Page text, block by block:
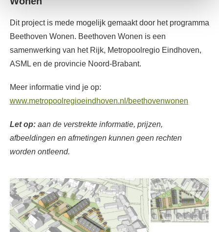
Dit project is mede mogelijk gemaakt door het programma
Beethoven Wonen. Beethoven Wonen is een
samenwerking van het Rijk, Metropoolregio Eindhoven,
ASML en de provincie Noord-Brabant.
Meer informatie vind je op:
www.metropoolregioeindhoven.nl/beethovenwonen
Let op: aan de verstrekte informatie, prijzen,
afbeeldingen en afmetingen kunnen geen rechten
worden ontleend.